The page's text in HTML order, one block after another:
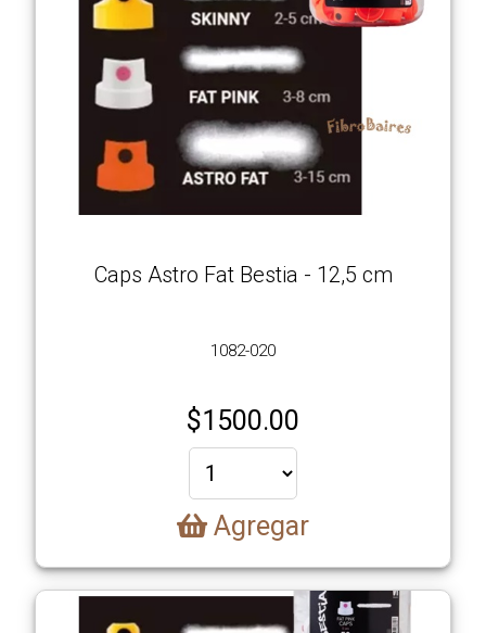
Productos
Comprar
Ubicación
Caps Astro Fat Bestia - 12,5 cm
1082-020
$1500.00
Agregar